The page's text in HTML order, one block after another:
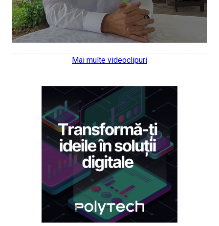
Mai multe videoclipuri